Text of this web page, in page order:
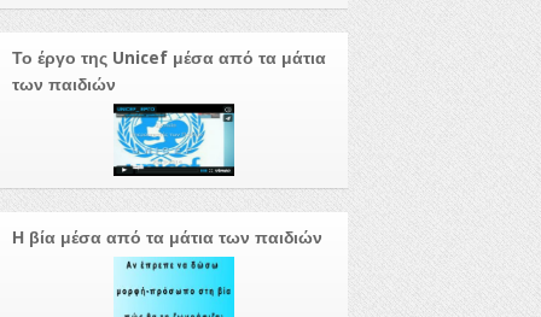
Το έργο της Unicef μέσα από τα μάτια
των παιδιών
Η βία μέσα από τα μάτια των παιδιών